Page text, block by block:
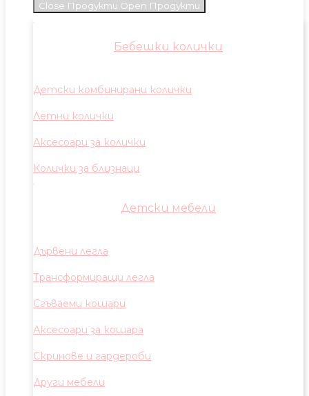
Close Продукти Open Продукти
Бебешки колички
Детски комбинирани колички
Летни колички
Аксесоари за колички
Колички за близнаци
Детски мебели
Дървени легла
Трансформиращи легла
Сгъваеми кошари
Аксесоари за кошара
Скринове и гардероби
Други мебели